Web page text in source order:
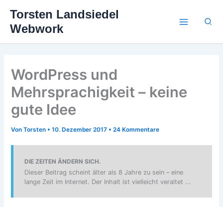
Inhalt
springen
Torsten Landsiedel
Webwork
WordPress und
Mehrsprachigkeit – keine
gute Idee
VonTorsten •10. Dezember 2017 •24 Kommentare
DIE ZEITEN ÄNDERN SICH.
Dieser Beitrag scheint älter als 8 Jahre zu sein – eine
lange Zeit im Internet. Der Inhalt ist vielleicht veraltet ...